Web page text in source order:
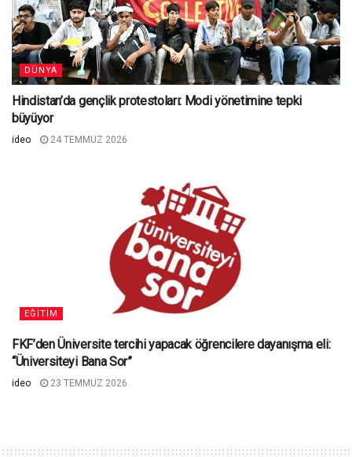
DÜNYA
Hindistan’da gençlik protestoları: Modi yönetimine tepki
büyüyor
ideo 24 TEMMUZ 2026
EĞITIM
FKF’den Üniversite tercihi yapacak öğrencilere dayanışma eli:
“Üniversiteyi Bana Sor”
ideo 23 TEMMUZ 2026